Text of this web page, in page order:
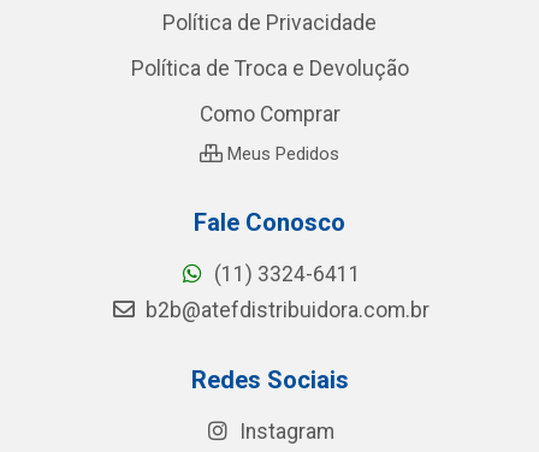
Política de Privacidade
Política de Troca e Devolução
Como Comprar
Meus Pedidos
Fale Conosco
(11) 3324-6411
b2b@atefdistribuidora.com.br
Redes Sociais
Instagram